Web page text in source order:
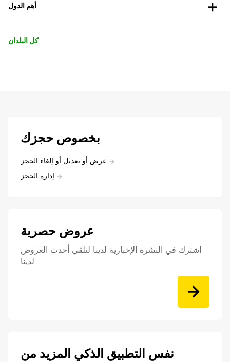
أهم الدول
كل البلدان
بخصوص حجزك
عرض أو تعديل أو إلغاء الحجز
إدارة الحجز
عروض حصرية
اشترك في النشرة الإخبارية لدينا لتلقي أحدث العروض
لدينا
نفس التطبيق الذكي المزيد من